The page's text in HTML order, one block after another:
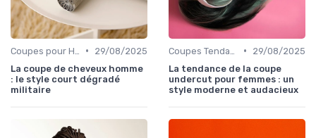
•
29/08/2025
La coupe de cheveux homme
: le style court dégradé
militaire
•
29/08/2025
La tendance de la coupe
undercut pour femmes : un
style moderne et audacieux